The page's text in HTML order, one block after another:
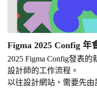
Figma 2025 Config 年
2025 Figma Config發表
設計師的工作流程。
以往設計網站，需要先